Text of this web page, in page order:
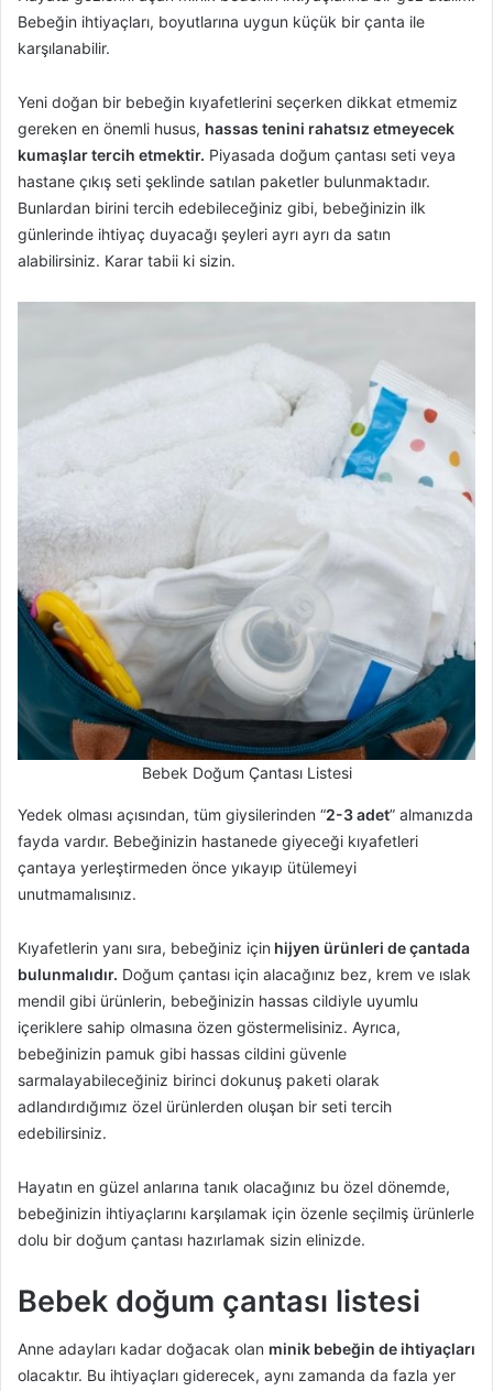
Bebeğin ihtiyaçları, boyutlarına uygun küçük bir çanta ile
karşılanabilir.
Yeni doğan bir bebeğin kıyafetlerini seçerken dikkat etmemiz
gereken en önemli husus, hassas tenini rahatsız etmeyecek
kumaşlar tercih etmektir. Piyasada doğum çantası seti veya
hastane çıkış seti şeklinde satılan paketler bulunmaktadır.
Bunlardan birini tercih edebileceğiniz gibi, bebeğinizin ilk
günlerinde ihtiyaç duyacağı şeyleri ayrı ayrı da satın
alabilirsiniz. Karar tabii ki sizin.
Bebek Doğum Çantası Listesi
Yedek olması açısından, tüm giysilerinden “2-3 adet” almanızda
fayda vardır. Bebeğinizin hastanede giyeceği kıyafetleri
çantaya yerleştirmeden önce yıkayıp ütülemeyi
unutmamalısınız.
Kıyafetlerin yanı sıra, bebeğiniz için hijyen ürünleri de çantada
bulunmalıdır. Doğum çantası için alacağınız bez, krem ve ıslak
mendil gibi ürünlerin, bebeğinizin hassas cildiyle uyumlu
içeriklere sahip olmasına özen göstermelisiniz. Ayrıca,
bebeğinizin pamuk gibi hassas cildini güvenle
sarmalayabileceğiniz birinci dokunuş paketi olarak
adlandırdığımız özel ürünlerden oluşan bir seti tercih
edebilirsiniz.
Hayatın en güzel anlarına tanık olacağınız bu özel dönemde,
bebeğinizin ihtiyaçlarını karşılamak için özenle seçilmiş ürünlerle
dolu bir doğum çantası hazırlamak sizin elinizde.
Bebek doğum çantası listesi
Anne adayları kadar doğacak olan minik bebeğin de ihtiyaçları
olacaktır. Bu ihtiyaçları giderecek, aynı zamanda da fazla yer